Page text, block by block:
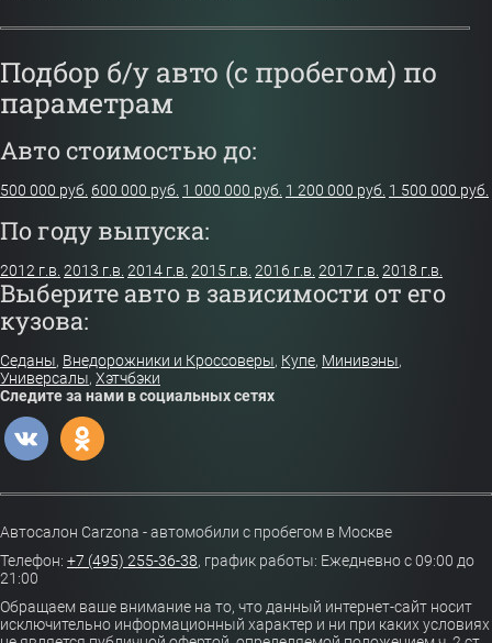
Подбор б/у авто (с пробегом) по
параметрам
Авто стоимостью до:
500 000 руб. 600 000 руб. 1 000 000 руб. 1 200 000 руб. 1 500 000 руб.
По году выпуска:
2012 г.в. 2013 г.в. 2014 г.в. 2015 г.в. 2016 г.в. 2017 г.в. 2018 г.в.
Выберите авто в зависимости от его
кузова:
Седаны, Внедорожники и Кроссоверы, Купе, Минивэны,
Универсалы, Хэтчбэки
Следите за нами в социальных сетях
Автосалон Carzona - автомобили с пробегом в Москве
Телефон: +7 (495) 255-36-38, график работы: Ежедневно с 09:00 до
21:00
Обращаем ваше внимание на то, что данный интернет-сайт носит
исключительно информационный характер и ни при каких условиях